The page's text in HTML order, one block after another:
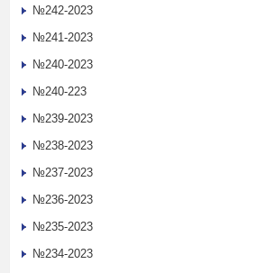
№242-2023
№241-2023
№240-2023
№240-223
№239-2023
№238-2023
№237-2023
№236-2023
№235-2023
№234-2023